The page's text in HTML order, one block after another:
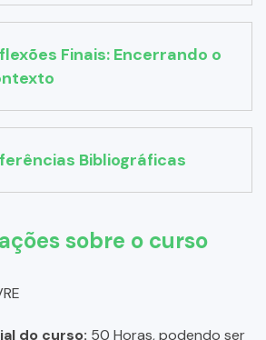
Finais: Encerrando o
Bibliográficas
sobre o curso
do curso: 50 Horas, podendo ser